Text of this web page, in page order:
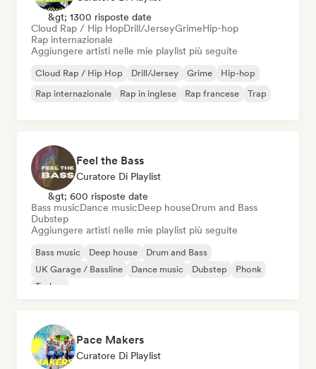
&gt; 1300 risposte date
Cloud Rap / Hip HopDrill/JerseyGrimeHip-hop
Rap internazionale
Aggiungere artisti nelle mie playlist più seguite
Cloud Rap / Hip Hop Drill/Jersey Grime
Hip-hop
Rap internazionale
Rap in inglese Rap francese Trap
Feel the Bass
Curatore Di Playlist
&gt; 600 risposte date
Bass musicDance musicDeep houseDrum and Bass
Dubstep
Aggiungere artisti nelle mie playlist più seguite
Bass music Deep house
Drum and Bass
UK Garage / Bassline
Dance music Dubstep
Phonk
Techno
Pace Makers
Curatore Di Playlist